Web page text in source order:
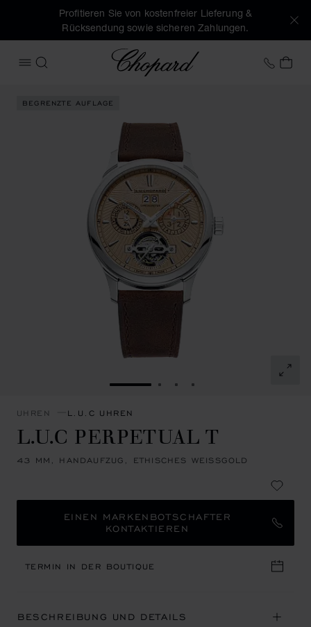
Profitieren Sie von kostenfreier Lieferung &
Rücksendung sowie sicheren Zahlungen.
MENÜ ÖFFNEN
SUCHEN
Chopard +43
ZUR FOLIE GEHEN 1
ZUR FOLIE GEHEN 2
ZUR FOLIE GEHEN 3
ZUR FOLIE GEHEN 4
BEGRENZTE AUFLAGE
UHREN L.U.C UHREN
L.U.C PERPETUAL T
43 MM, HANDAUFZUG, ETHISCHES WEISSGOLD
EINEN MARKENBOTSCHAFTER
KONTAKTIEREN
TERMIN IN DER BOUTIQUE
BESCHREIBUNG UND DETAILS